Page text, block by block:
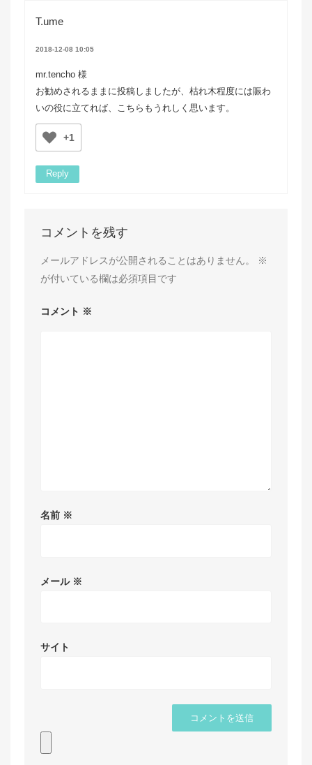
T.ume
2018-12-08 10:05
mr.tencho 様
お勧めされるままに投稿しましたが、枯れ木程度には賑わ
いの役に立てれば、こちらもうれしく思います。
+1
Reply
コメントを残す
メールアドレスが公開されることはありません。
※
が付いている欄は必須項目です
コメント ※
名前 ※
メール ※
サイト